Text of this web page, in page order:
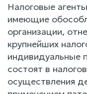
Налоговые
имеющие
организации,
крупнейших
индивидуальные
состоят в
осуществления